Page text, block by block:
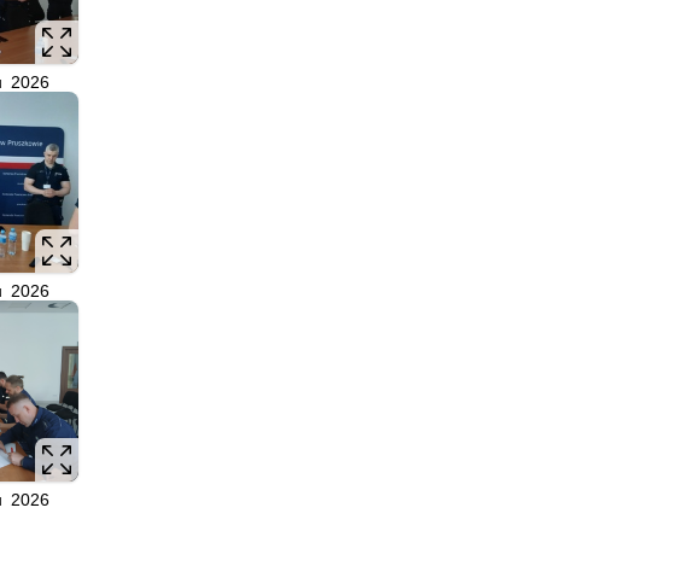
2026
2026
2026